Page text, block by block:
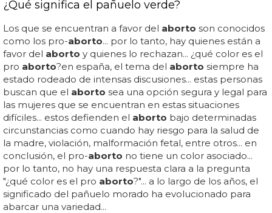
¿Qué significa el pañuelo verde?
Los que se encuentran a favor del aborto son conocidos
como los pro-aborto... por lo tanto, hay quienes están a
favor del aborto y quienes lo rechazan... ¿qué color es el
pro aborto?en españa, el tema del aborto siempre ha
estado rodeado de intensas discusiones... estas personas
buscan que el aborto sea una opción segura y legal para
las mujeres que se encuentran en estas situaciones
difíciles... estos defienden el aborto bajo determinadas
circunstancias como cuando hay riesgo para la salud de
la madre, violación, malformación fetal, entre otros... en
conclusión, el pro-aborto no tiene un color asociado...
por lo tanto, no hay una respuesta clara a la pregunta
"¿qué color es el pro aborto?"... a lo largo de los años, el
significado del pañuelo morado ha evolucionado para
abarcar una variedad...